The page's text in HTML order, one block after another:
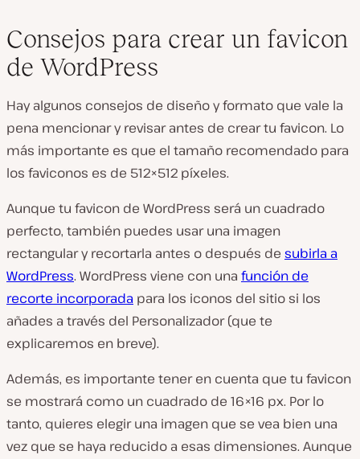
Consejos para crear un favicon
de WordPress
Hay algunos consejos de diseño y formato que vale la
pena mencionar y revisar antes de crear tu favicon. Lo
más importante es que el tamaño recomendado para
los faviconos es de 512×512 píxeles.
Aunque tu favicon de WordPress será un cuadrado
perfecto, también puedes usar una imagen
rectangular y recortarla antes o después de subirla a
WordPress. WordPress viene con una función de
recorte incorporada para los iconos del sitio si los
añades a través del Personalizador (que te
explicaremos en breve).
Además, es importante tener en cuenta que tu favicon
se mostrará como un cuadrado de 16×16 px. Por lo
tanto, quieres elegir una imagen que se vea bien una
vez que se haya reducido a esas dimensiones. Aunque